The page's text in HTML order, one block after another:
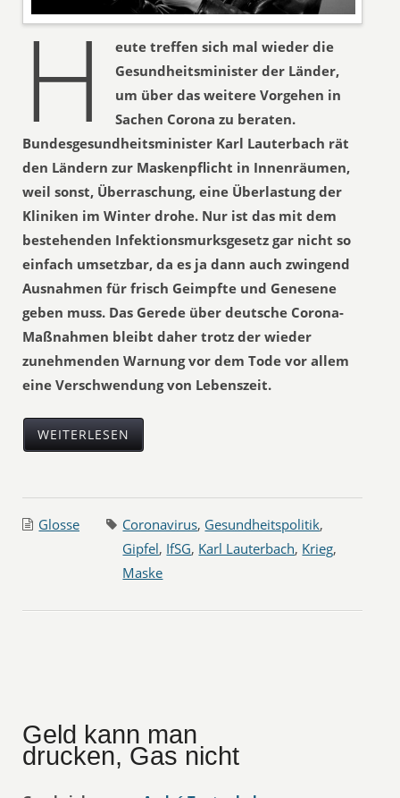
H
eute treffen sich mal wieder die
Gesundheitsminister der Länder,
um über das weitere Vorgehen in
Sachen Corona zu beraten.
Bundesgesundheitsminister Karl Lauterbach rät
den Ländern zur Maskenpflicht in Innenräumen,
weil sonst, Überraschung, eine Überlastung der
Kliniken im Winter drohe. Nur ist das mit dem
bestehenden Infektionsmurksgesetz gar nicht so
einfach umsetzbar, da es ja dann auch zwingend
Ausnahmen für frisch Geimpfte und Genesene
geben muss. Das Gerede über deutsche Corona-
Maßnahmen bleibt daher trotz der wieder
zunehmenden Warnung vor dem Tode vor allem
eine Verschwendung von Lebenszeit.
WEITERLESEN
Glosse Coronavirus, Gesundheitspolitik,
Gipfel, IfSG, Karl Lauterbach, Krieg,
Maske
Geld kann man
drucken, Gas nicht